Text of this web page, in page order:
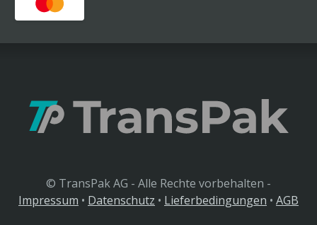
© TransPak AG - Alle Rechte vorbehalten -
Impressum • Datenschutz • Lieferbedingungen • AGB